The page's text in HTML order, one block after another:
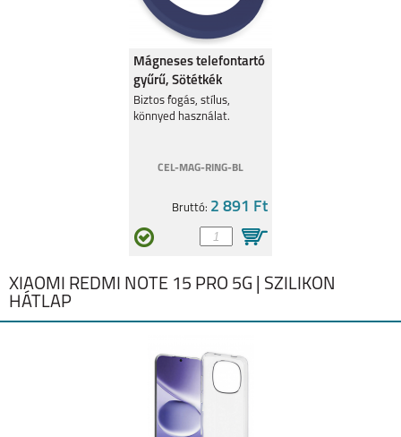
XIAOMI REDMI 14C
XIAOMI REDMI 13C
XIAOMI REDMI NOTE
Mágneses telefontartó
gyűrű, Sötétkék
Biztos fogás, stílus,
könnyed használat.
CEL-MAG-RING-BL
Bruttó: 2 891 Ft
XIAOMI REDMI NOTE 15 PRO 5G | SZILIKON
HÁTLAP